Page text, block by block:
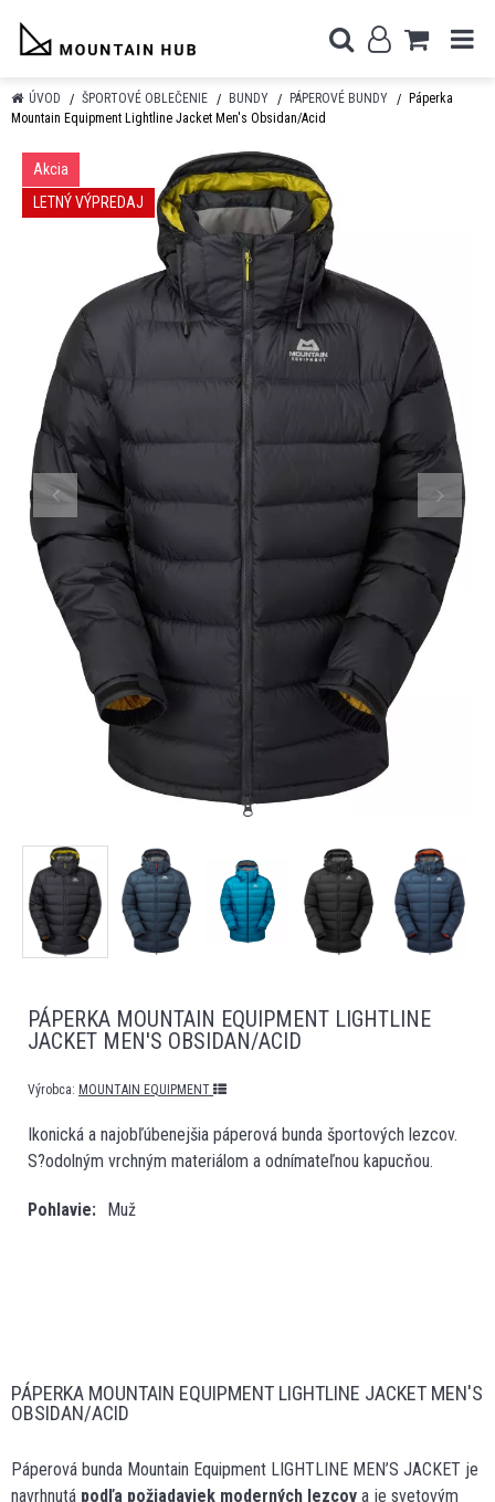
ÚVOD ŠPORTOVÉ OBLEČENIE BUNDY PÁPEROVÉ BUNDY
Páperka
Mountain Equipment Lightline Jacket Men's Obsidan/Acid
Akcia
LETNÝ VÝPREDAJ
PÁPERKA MOUNTAIN EQUIPMENT LIGHTLINE
JACKET MEN'S OBSIDAN/ACID
Výrobca: MOUNTAIN EQUIPMENT
Ikonická a najobľúbenejšia páperová bunda športových lezcov.
S?odolným vrchným materiálom a odnímateľnou kapucňou.
Pohlavie Muž
PÁPERKA MOUNTAIN EQUIPMENT LIGHTLINE JACKET MEN'S
OBSIDAN/ACID
Páperová bunda Mountain Equipment LIGHTLINE MEN’S JACKET je
navrhnutá podľa požiadaviek moderných lezcov a je svetovým